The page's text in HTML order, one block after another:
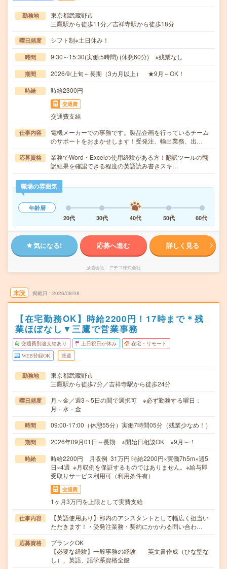
勤務地
東京都武蔵野市
三鷹駅から徒歩11分／吉祥寺駅から徒歩18分
曜日頻度 シフト制※土日休み！
時間 9:30～15:30(実働:5時間) (休憩60分) ※残業なし
期間 2026/9/上旬～長期（3カ月以上） ★9月～OK！
時給 時給2300円
交通費
交通費支給
仕事内容
電機メーカーでの事務です。製品企画を行っているチーム
のサポートをおまかせします！受発注、輸出業務、出…
応募資格
業務でWord・Excelの使用経験がある方！翻訳ツールの翻
訳結果を確認できる程度の英語読み書きスキ…
職場の雰囲気
年齢層
20代
30代 40代 50代 60代
気になる! 応募へ進む 詳しく見る
派遣会社 アデコ株式会社
未読 掲載日 2026/08/08
【在宅勤務OK】時給2200円！17時まで＊残
業ほぼなし▼三鷹で営業事務
交通費別途支給あり 土日祝日が休み 在宅・リモート
WEB登録OK 派遣
勤務地
東京都武蔵野市
三鷹駅から徒歩7分／吉祥寺駅から徒歩24分
曜日頻度
月～金／週3～5日の間で選択可 ※必ず勤務する曜日：
月・水・金
時間 09:00-17:00（休憩55分）実働7時間05分（残業少なめ！）
期間 2026年09月01日～長期 ※開始日相談OK ※9月～！
時給
時給2200円 月収例 31万円 時給2200円×実働7h5m×週5
日×4週 ※月収例を保証するものではありません。※給与即
受取りサービス利用可（利用条件有）
交通費
1ヶ月3万円を上限として実費支給
仕事内容
【英語使用あり】部内のアシスタントとして幅広く担当い
ただきます！・受発注業務・契約にかかわる問い合わ…
応募資格
ブランクOK
【必要な経験】一般事務の経験 英文書作成（ひな型な
し）、英語、語学系資格全般